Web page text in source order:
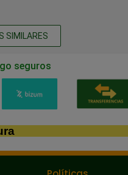
SIMILARES
seguros